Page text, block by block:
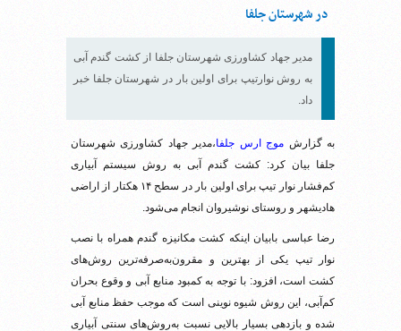
در شهرستان جلفا
مدیر جهاد کشاورزی شهرستان جلفا از کشت گندم آبی
به روش نوارتیپ برای اولین بار در شهرستان جلفا خبر
داد.
به گزارش موج ارس جلفا،مدیر جهاد کشاورزی شهرستان
جلفا بیان کرد: کشت گندم آبی به روش سیستم آبیاری
کم‌فشار نوار تیپ برای اولین بار در سطح ۱۴ هکتار از اراضی
هادیشهر و روستای نوشیروان انجام می‌شود.
رضا عباسی بابیان اینکه کشت مکانیزه گندم همراه با نصب
نوار تیپ یکی از بهترین و مقرون‌به‌صرفه‌ترین روش‌های
کشت است، افزود: با توجه به کمبود منابع آبی و وقوع بحران
کم‌آبی، این روش شیوه نوینی است که موجب حفظ منابع آبی
شده و بازدهی بسیار بالایی نسبت به‌روش‌های سنتی آبیاری